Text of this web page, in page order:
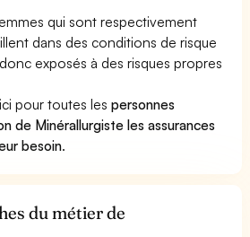
qui sont respectivement
dans des conditions de risque
exposés à des risques propres
pour toutes lespersonnes
de Minérallurgiste les assurances
besoin.
du métier de